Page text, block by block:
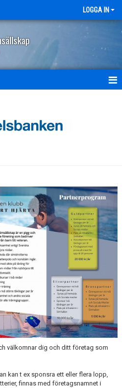
LOGGA IN
välkomnar dig och ditt företag som
kan t ex sponsra ett eller flera lopp,
finnas med företagsnamnet i